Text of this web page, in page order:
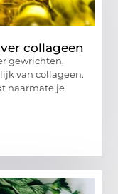
collageen
gewrichten,
van collageen.
naarmate je